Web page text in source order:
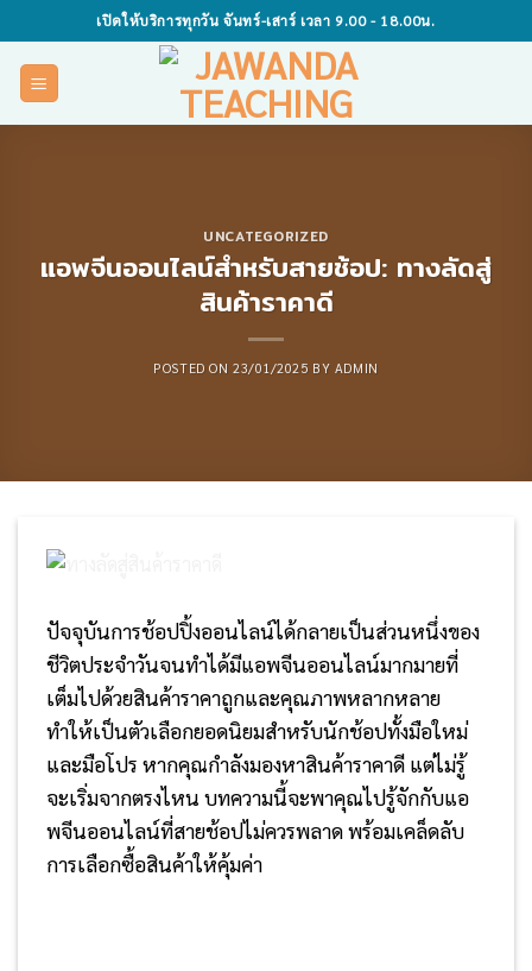
to
content
เปิดให้บริการทุกวัน จันทร์-เสาร์ เวลา 9.00 - 18.00น.
UNCATEGORIZED
แอพจีนออนไลน์สำหรับสายช้อป: ทางลัดสู่
สินค้าราคาดี
POSTED ON 23/01/2025 BY ADMIN
ปัจจุบันการช้อปปิ้งออนไลน์ได้กลายเป็นส่วนหนึ่งของ
ชีวิตประจำวันจนทำได้มีแอพจีนออนไลน์มากมายที่
เต็มไปด้วยสินค้าราคาถูกและคุณภาพหลากหลาย
ทำให้เป็นตัวเลือกยอดนิยมสำหรับนักช้อปทั้งมือใหม่
และมือโปร หากคุณกำลังมองหาสินค้าราคาดี แต่ไม่รู้
จะเริ่มจากตรงไหน บทความนี้จะพาคุณไปรู้จักกับแอ
พจีนออนไลน์ที่สายช้อปไม่ควรพลาด พร้อมเคล็ดลับ
การเลือกซื้อสินค้าให้คุ้มค่า